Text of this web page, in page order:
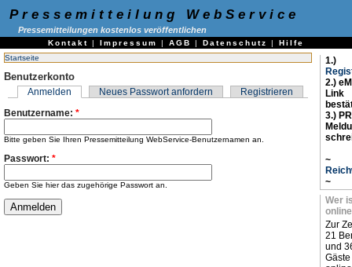
Pressemitteilung WebService
Pressemitteilungen kostenlos veröffentlichen
Kontakt | Impressum | AGB | Datenschutz | Hilfe
Startseite
Benutzerkonto
Anmelden Neues Passwort anfordern
Registrieren
Benutzername: *
Bitte geben Sie Ihren Pressemitteilung WebService-Benutzernamen an.
Passwort: *
Geben Sie hier das zugehörige Passwort an.
1.)
2.)
Link
3.)
~
~
Wer
online
Zur
21
und
Gäste